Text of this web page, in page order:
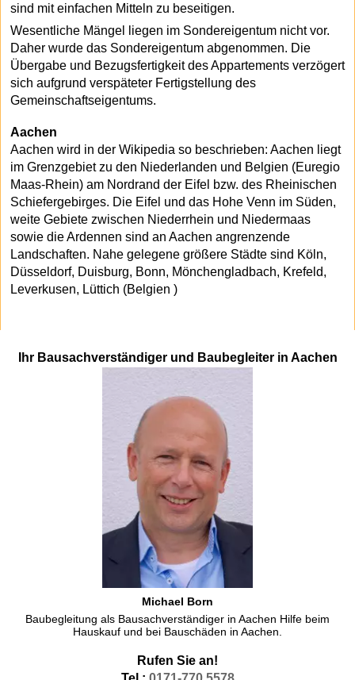
Ihr Bausachverständiger und Baubegleiter in Aachen
Michael Born
Baubegleitung als Bausachverständiger in Aachen Hilfe beim
Hauskauf und bei Bauschäden in Aachen.
Rufen Sie an!
sind mit einfachen Mitteln zu beseitigen.
Wesentliche Mängel liegen im Sondereigentum nicht vor.
Daher wurde das Sondereigentum abgenommen. Die
Übergabe und Bezugsfertigkeit des Appartements verzögert
sich aufgrund verspäteter Fertigstellung des
Gemeinschaftseigentums.
Aachen
Aachen wird in der Wikipedia so beschrieben: Aachen liegt
im Grenzgebiet zu den Niederlanden und Belgien (Euregio
Maas-Rhein) am Nordrand der Eifel bzw. des Rheinischen
Schiefergebirges. Die Eifel und das Hohe Venn im Süden,
weite Gebiete zwischen Niederrhein und Niedermaas
sowie die Ardennen sind an Aachen angrenzende
Landschaften. Nahe gelegene größere Städte sind Köln,
Düsseldorf, Duisburg, Bonn, Mönchengladbach, Krefeld,
Leverkusen, Lüttich (Belgien )